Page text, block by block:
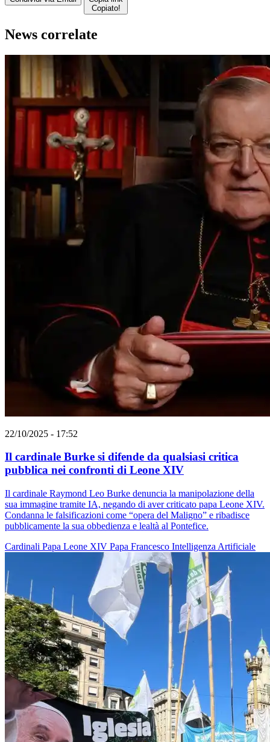
Copiato!
News correlate
22/10/2025 - 17:52
Il cardinale Burke si difende da qualsiasi critica
pubblica nei confronti di Leone XIV
Il cardinale Raymond Leo Burke denuncia la manipolazione della
sua immagine tramite IA, negando di aver criticato papa Leone XIV.
Condanna le falsificazioni come “opera del Maligno” e ribadisce
pubblicamente la sua obbedienza e lealtà al Pontefice.
Cardinali Papa Leone XIV Papa Francesco Intelligenza Artificiale